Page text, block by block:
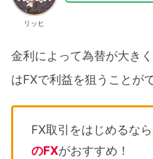
リッヒ
金利によって為替が大き
はFXで利益を狙うことが
FX取引をはじめるなら
のFXがおすすめ！